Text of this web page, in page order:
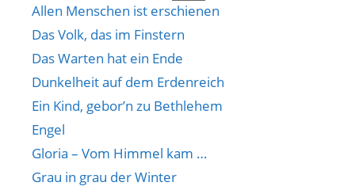
Allen Menschen ist erschienen
Das Volk, das im Finstern
Das Warten hat ein Ende
Dunkelheit auf dem Erdenreich
Ein Kind, gebor’n zu Bethlehem
Engel
Gloria – Vom Himmel kam …
Grau in grau der Winter